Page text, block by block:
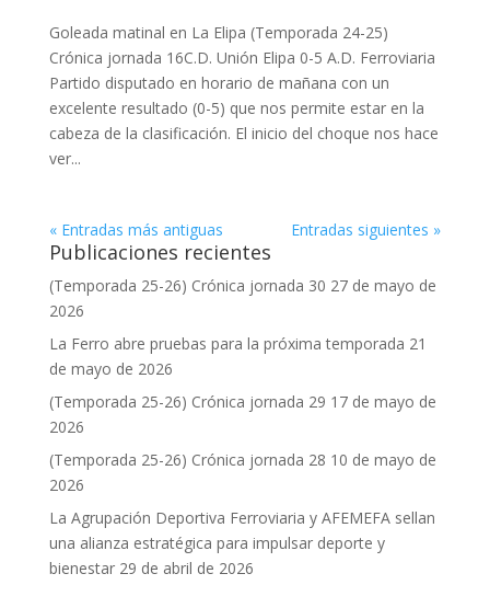
Goleada matinal en La Elipa (Temporada 24-25)
Crónica jornada 16C.D. Unión Elipa 0-5 A.D. Ferroviaria ​​​​​
Partido disputado en horario de mañana con un
excelente resultado (0-5) que nos permite estar en la
cabeza de la clasificación. El inicio del choque nos hace
ver...
« Entradas más antiguas Entradas siguientes »
Publicaciones recientes
(Temporada 25-26) Crónica jornada 30 27 de mayo de
2026
La Ferro abre pruebas para la próxima temporada 21
de mayo de 2026
(Temporada 25-26) Crónica jornada 29 17 de mayo de
2026
(Temporada 25-26) Crónica jornada 28 10 de mayo de
2026
La Agrupación Deportiva Ferroviaria y AFEMEFA sellan
una alianza estratégica para impulsar deporte y
bienestar 29 de abril de 2026